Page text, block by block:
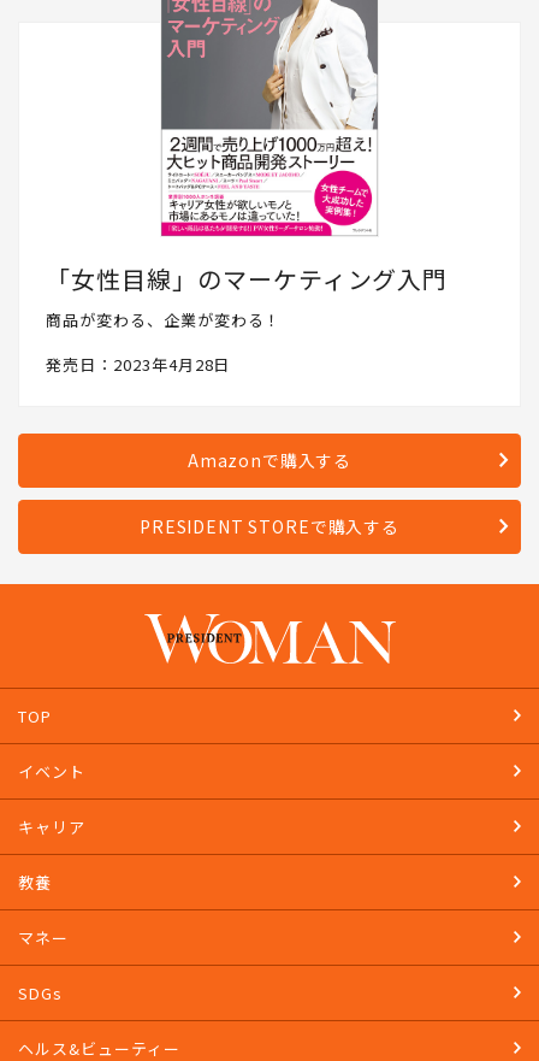
「女性目線」のマーケティング入門
商品が変わる、企業が変わる！
発売日：2023年4月28日
Amazonで購入する
PRESIDENT STOREで購入する
TOP
イベント
キャリア
教養
マネー
SDGs
ヘルス&ビューティー